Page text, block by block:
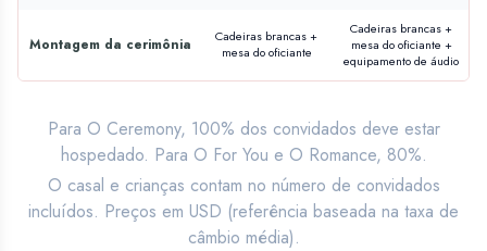
Montagem da cerimônia
Cadeiras brancas +
mesa do oficiante
Cadeiras brancas +
mesa do oficiante +
equipamento de áudio
Para O Ceremony, 100% dos convidados deve estar
hospedado. Para O For You e O Romance, 80%.
O casal e crianças contam no número de convidados
incluídos. Preços em USD (referência baseada na taxa de
câmbio média).